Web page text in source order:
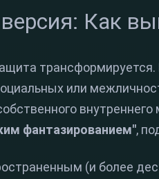
Как
или
фантазированием",
(и более